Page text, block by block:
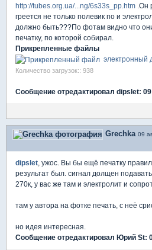
http://tubes.org.ua/...ng/6s33s_pp.htm .Он
греется не только полевик по и
должно быть???По фотам видно что
печатку, по которой собирал.
Прикрепленные файлы
электронный
Количество загрузок:: 938
Сообщение отредактировал dipslet: 09
Grechka 09
dipslet , ужос. Вы бы ещё печатку
результат был. сигнал долщен
270к, у вас же там и электролит и
там у автора на фотке печать, с неё
но идея интересная.
Сообщение отредактировал Юрий St: